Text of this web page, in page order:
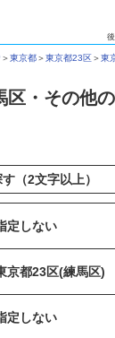
＞東京都＞東京都23区＞東
区・その他
定しない
京都23区(練馬区)
定しない